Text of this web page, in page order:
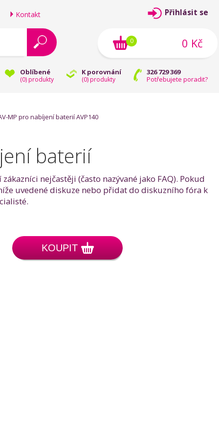
Kontakt
Oblíbené
(0) produkty
K porovnání
(0) produkty
326 729 369
Potřebujete poradit?
Přihlásit se
0 Kč
0
MP pro nabíjení baterií AVP140
baterií
nejčastěji (často nazývané jako FAQ). Pokud
uvedené diskuze nebo přidat do diskuzního fóra k
KOUPIT